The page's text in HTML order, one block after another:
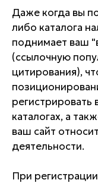
Даже когда вы
либо каталога
поднимает ваш
(ссылочную
цитирования),
регистрировать
каталогах, а
ваш сайт
деятельности.
При